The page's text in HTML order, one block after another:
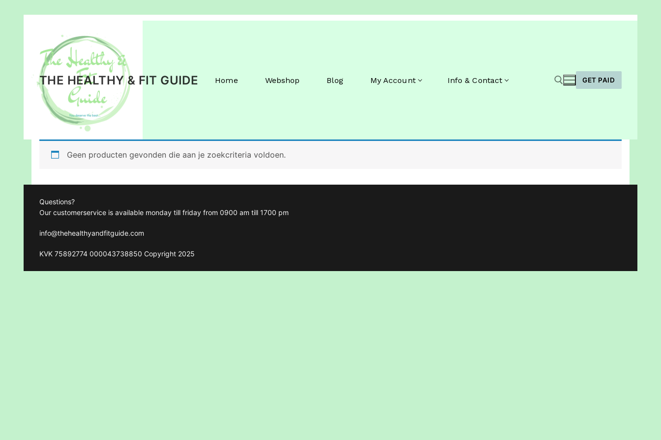
inhoud
THE HEALTHY & FIT GUIDE Home Webshop Blog My Account Info & Contact GET PAID
Geen producten gevonden die aan je zoekcriteria voldoen.
Questions?
Our customerservice is available monday till friday from 0900 am till 1700 pm
info@thehealthyandfitguide.com
KVK 75892774 000043738850 Copyright 2025